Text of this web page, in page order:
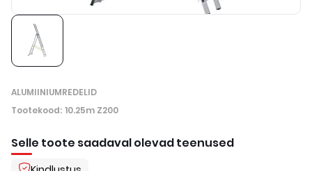
ALUMIINIUMREDELID
Tootekood: 10.25m Z200
Selle toote saadaval olevad teenused